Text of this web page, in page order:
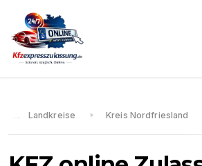
Landkreise Kreis Nordfriesland